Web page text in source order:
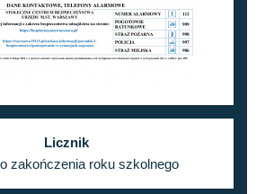
Licznik
zakończenia roku szkolnego